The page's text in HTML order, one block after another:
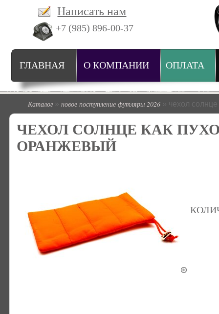
Написать нам
+7 (985) 896-00-37
ГЛАВНАЯ О КОМПАНИИ ОПЛАТА
Каталог »новое поступление футляры 2026 » чехол
ЧЕХОЛ СОЛНЦЕ КАК
ОРАНЖЕВЫЙ